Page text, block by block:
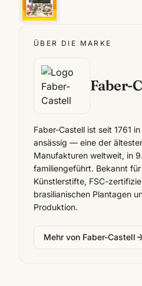
ÜBER DIE MARKE
Faber-
Faber-Castell ist seit 1761
ansässig — eine der
Manufakturen weltweit, in
familiengeführt. Bekannt
Künstlerstifte, FSC-
brasilianischen Plantagen
Produktion.
Mehr von Faber-Castell